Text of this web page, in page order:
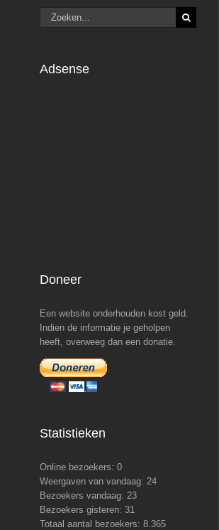
Zoeken
naar:
Adsense
Doneer
Een website onderhouden kost geld.
Indien de informatie je geholpen
heeft, overweeg dan een donatie.
Statistieken
Online bezoekers:0
Weergaven van vandaag: 24
Bezoekers vandaag: 23
Bezoekers gisteren:31
Totaal aantal bezoekers:8.365